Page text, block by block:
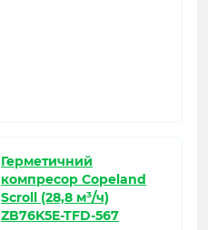
Герметичний
компресор Copeland
Scroll (28,8 м³/ч)
ZB76K5E-TFD-567